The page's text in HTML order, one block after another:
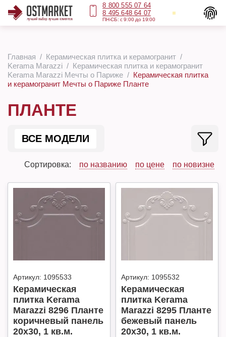
8 800 555 07 64
8 495 648 64 07
ПН-СБ: с 9:00 до 19:00
Главная
Керамическая плитка и керамогранит
Kerama Marazzi
Керамическая плитка и керамогранит
Kerama Marazzi Мечты о Париже
Керамическая плитка
и керамогранит Мечты о Париже Планте
ПЛАНТЕ
ВСЕ МОДЕЛИ
Сортировка: по названию по цене по новизне
Артикул: 1095533
Керамическая
плитка Kerama
Marazzi 8296 Планте
коричневый панель
20х30, 1 кв.м.
Артикул: 1095532
Керамическая
плитка Kerama
Marazzi 8295 Планте
бежевый панель
20х30, 1 кв.м.